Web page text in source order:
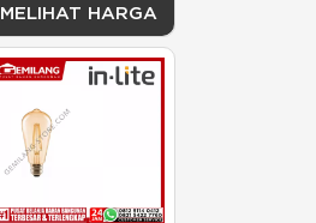
MELIHAT HARGA